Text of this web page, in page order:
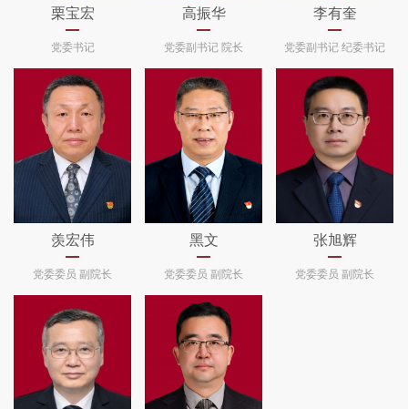
栗宝宏
党委书记
高振华
党委副书记 院长
李有奎
党委副书记 纪委书记
羡宏伟
党委委员 副院长
黑文
党委委员 副院长
张旭辉
党委委员 副院长